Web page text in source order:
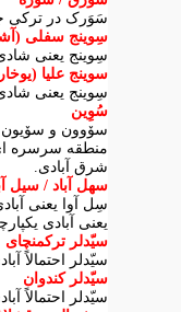
سَوَرک در ترکی
سِوینج سفلی
سِوینج یعنی
سوینج علیا
سِوینج یعنی
سُوِین
سۆوون و سۆیون
منطقه سرسره
شرق آبادی.
سهل آباد / سیل
سِل آوا یعنی
یعنی آبادی
سیّدلر ترکمنچای
سیّدلر احتمالاً
سیّدلر کندوان
سیّدلر احتمالاً